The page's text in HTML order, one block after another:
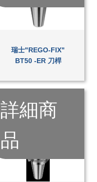
瑞士"REGO-FIX"
BT50 -ER 刀桿
詳細商
品